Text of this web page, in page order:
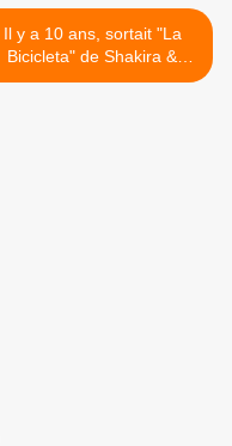
Il y a 10 ans, sortait "La
Bicicleta" de Shakira &
Carlos Vives. >